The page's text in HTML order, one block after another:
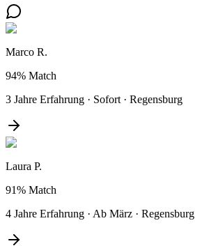
Marco R.
94% Match
3 Jahre Erfahrung · Sofort · Regensburg
Laura P.
91% Match
4 Jahre Erfahrung · Ab März · Regensburg